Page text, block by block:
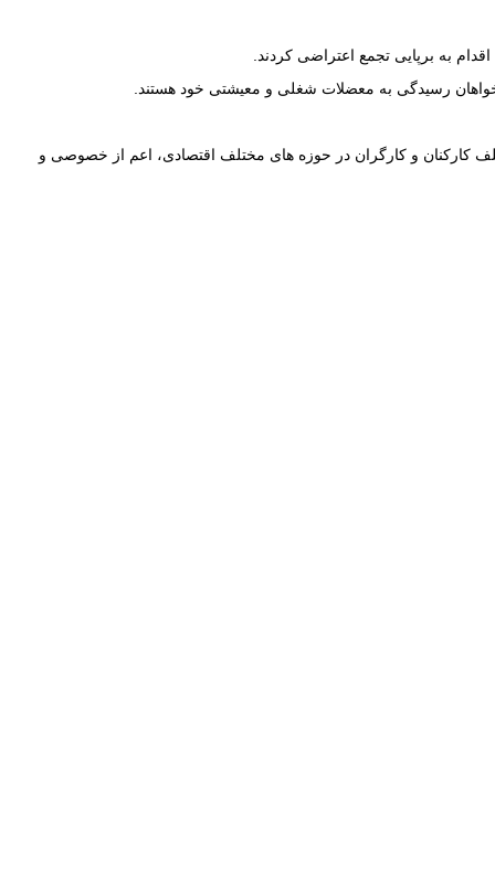
رسیدگی به معضلات شغلی و معیشتی خود هستند.
کارکنان و کارگران در حوزه های مختلف اقتصادی، اعم از خصوصی و